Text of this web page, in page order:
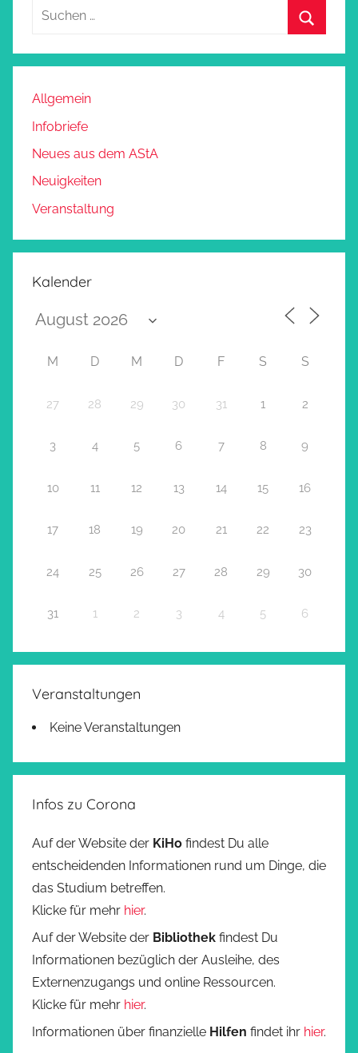
Allgemein
Infobriefe
Neues aus dem AStA
Neuigkeiten
Veranstaltung
Kalender
M D M D F S S
27 28 29 30 31 1 2
3 4 5 6 7 8 9
10 11 12 13 14 15 16
17 18 19 20 21 22 23
24 25 26 27 28 29 30
31 1 2 3 4 5 6
Veranstaltungen
Keine Veranstaltungen
Infos zu Corona
Auf der Website der KiHo findest Du alle
entscheidenden Informationen rund um Dinge, die
das Studium betreffen.
Klicke für mehr hier.
Auf der Website der Bibliothek findest Du
Informationen bezüglich der Ausleihe, des
Externenzugangs und online Ressourcen.
Klicke für mehr hier.
Informationen über finanzielle Hilfen findet ihr hier.